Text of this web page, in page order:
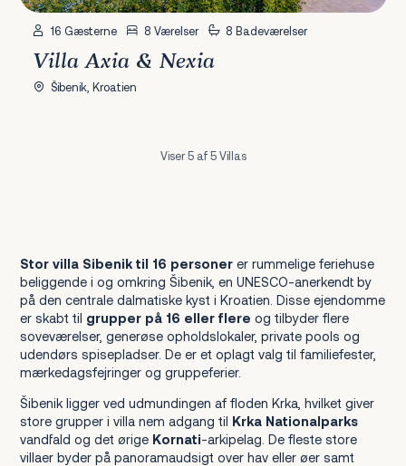
16 Gæsterne 8 Værelser 8 Badeværelser
Villa Axia & Nexia
Šibenik, Kroatien
Viser 5 af 5 Villas
Stor villa Sibenik til 16 personerer rummelige feriehuse
beliggende i og omkring Šibenik, en UNESCO-anerkendt by
på den centrale dalmatiske kyst i Kroatien. Disse ejendomme
er skabt til grupper på 16 eller flere og tilbyder flere
soveværelser, generøse opholdslokaler, private pools og
udendørs spisepladser. De er et oplagt valg til familiefester,
mærkedagsfejringer og gruppeferier.
Šibenik ligger ved udmundingen af floden Krka, hvilket giver
store grupper i villa nem adgang til Krka Nationalparks
vandfald og det ørige Kornati-arkipelag. De fleste store
villaer byder på panoramaudsigt over hav eller øer samt